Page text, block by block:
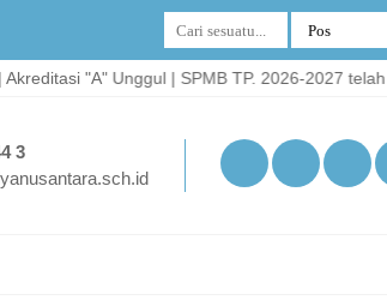
"A" Unggul | SPMB TP. 2026-2027 telah
3